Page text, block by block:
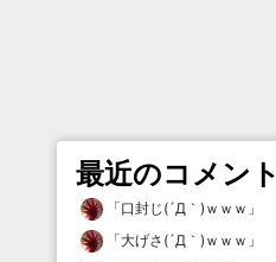
最近のコメント
「口封じ(´Д｀)ｗｗｗ 」
「大げさ(´Д｀)ｗｗｗ 」